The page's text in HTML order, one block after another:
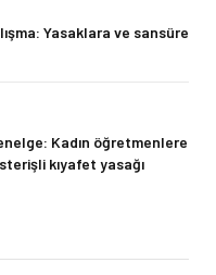
Yasaklara ve sansüre
Kadın öğretmenlere
kıyafet yasağı